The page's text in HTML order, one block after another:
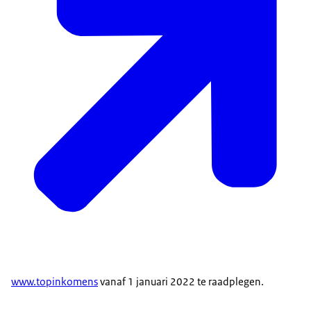
www.topinkomensvanaf 1 januari 2022 te raadplegen.